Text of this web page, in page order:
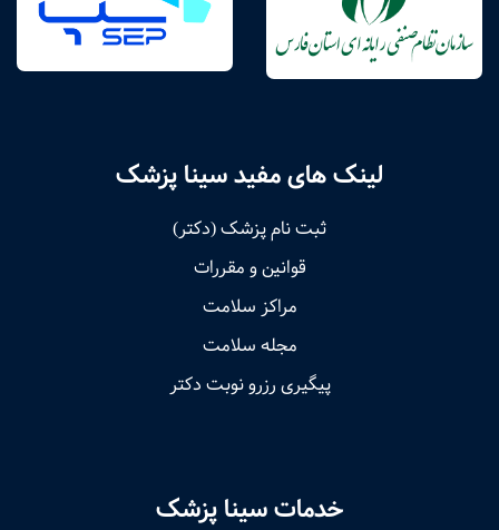
لینک های مفید سینا پزشک
ثبت نام پزشک (دکتر)
قوانین و مقررات
مراکز سلامت
مجله سلامت
پیگیری رزرو نوبت دکتر
خدمات سینا پزشک